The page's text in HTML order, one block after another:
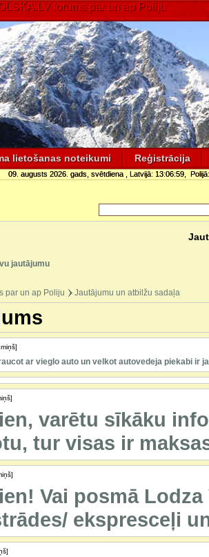
forums par un ap Poliju
lietošanas noteikumi Reģistrācija
09. augusts 2026. gads, svētdiena , Latvijā: 13:06:59,
jautājumu
par un ap Poliju Jautājumu un atbilžu sadaļa
ar vieglo auto un velkot autovedeja piekabi ir
varētu sīkāku
tur visas ir
Vai posmā
ekspresceļi